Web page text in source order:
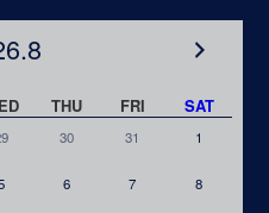
THU FRI SAT
30 31 1
6 7 8